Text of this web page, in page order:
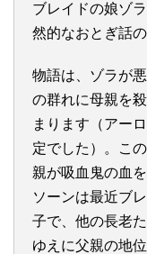
ブレイドの娘ゾ
然的なおとぎ話
物語は、ゾラが
の群れに母親を
まります（アー
定でした）。こ
親が吸血鬼の血
ソーンは最近ブ
子で、他の長老
ゆえに父親の地